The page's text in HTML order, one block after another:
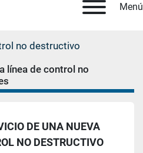
Menú
no destructivo
línea de control no
DE UNA NUEVA
NO DESTRUCTIVO